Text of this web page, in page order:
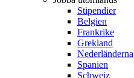
Stipendier
Belgien
Frankrike
Grekland
Nederländerna
Spanien
Schweiz